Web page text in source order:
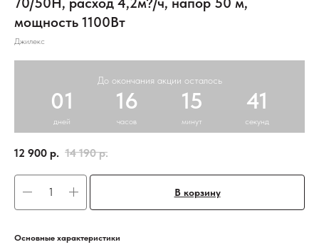
мощность 1100Вт
Джилекс
До окончания акции осталось
01
дней
16
часов
15
минут
41
секунд
12 900 р. 14 190 р.
В корзину
Основные характеристики